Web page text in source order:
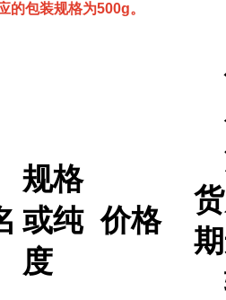
的包装规格为500g。
规格
或纯
度
价格
货
期